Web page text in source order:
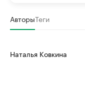
АвторыТеги
Наталья Ковкина